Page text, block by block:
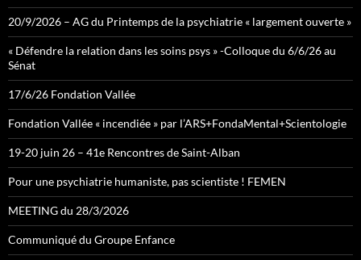
20/9/2026 – AG du Printemps de la psychiatrie « largement ouverte »
« Défendre la relation dans les soins psys » -Colloque du 6/6/26 au
Sénat
17/6/26 Fondation Vallée
Fondation Vallée « incendiée » par l’ARS+FondaMental+Scientologie
19-20 juin 26 – 41e Rencontres de Saint-Alban
Pour une psychiatrie humaniste, pas scientiste ! FEMEN
MEETING du 28/3/2026
Communiqué du Groupe Enfance